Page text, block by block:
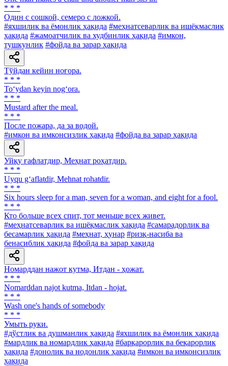
* * *
Один с сошкой, семеро с ложкой.
#яхшилик ва ёмонлик ҳақида #меҳнатсеварлик ва ишёқмаслик
ҳақида #жамоатчилик ва худбинлик ҳақида #имкон,
тушкунлик #фойда ва зарар ҳақида
Тўйдан кейин ноғора.
* * *
To‘ydan keyin nog‘ora.
* * *
Mustard after the meal.
* * *
После пожара, да за водой.
#имкон ва имконсизлик ҳақида #фойда ва зарар ҳақида
Уйқу ғафлатдир, Меҳнат роҳатдир.
* * *
Uyqu g‘aflatdir, Mehnat rohatdir.
* * *
Six hours sleep for a man, seven for a woman, and eight for a fool.
* * *
Кто больше всех спит, тот меньше всех живет.
#меҳнатсеварлик ва ишёқмаслик ҳақида #самарадорлик ва
бесамарлик ҳақида #меҳнат, ҳунар #ризқ-насиба ва
бенасиблик ҳақида #фойда ва зарар ҳақида
Номарддан нажот кутма, Итдан - ҳожат.
* * *
Nomarddan najot kutma, Itdan - hojat.
* * *
Wash one's hands of somebody
* * *
Умыть руки.
#дўстлик ва душманлик ҳақида #яхшилик ва ёмонлик ҳақида
#мардлик ва номардлик ҳақида #барқарорлик ва беқарорлик
ҳақида #донолик ва нодонлик ҳақида #имкон ва имконсизлик
ҳақида